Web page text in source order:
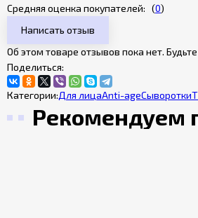
Средняя оценка покупателей: (0)
Написать отзыв
Об этом товаре отзывов пока нет.
Поделиться:
Категории:Для лицаAnti-ageСыворотки
Рекомендуем